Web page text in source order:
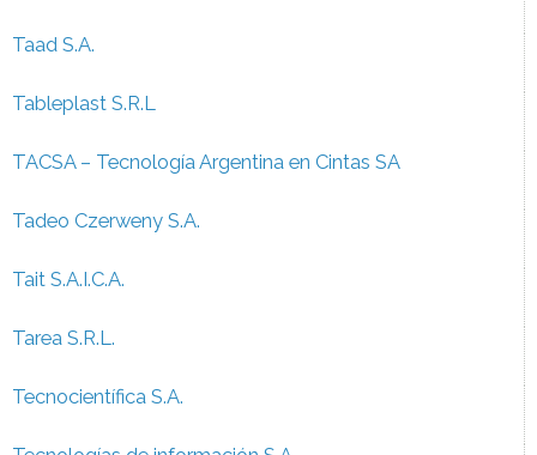
Taad S.A.
Tableplast S.R.L
TACSA – Tecnología Argentina en Cintas SA
Tadeo Czerweny S.A.
Tait S.A.I.C.A.
Tarea S.R.L.
Tecnocientífica S.A.